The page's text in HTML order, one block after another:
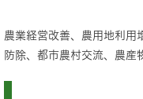
農業経営改善、農用地利用
防除、都市農村交流、農産